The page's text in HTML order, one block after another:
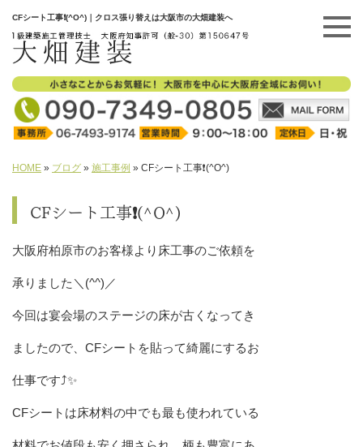
CFシート工事❗(^O^)｜クロス張り替えは大阪市の大畑建装へ
HOME » ブログ » 施工事例 » CFシート工事❗(^O^)
CFシート工事❗(^O^)
大阪府柏原市のお客様より床工事のご依頼を
承りました＼(^^)／
今回は宴会場のステージの床が古くなってき
ましたので、CFシートを貼って綺麗にするお
仕事です⤴️✨
CFシートは床材料の中でも最も使われている